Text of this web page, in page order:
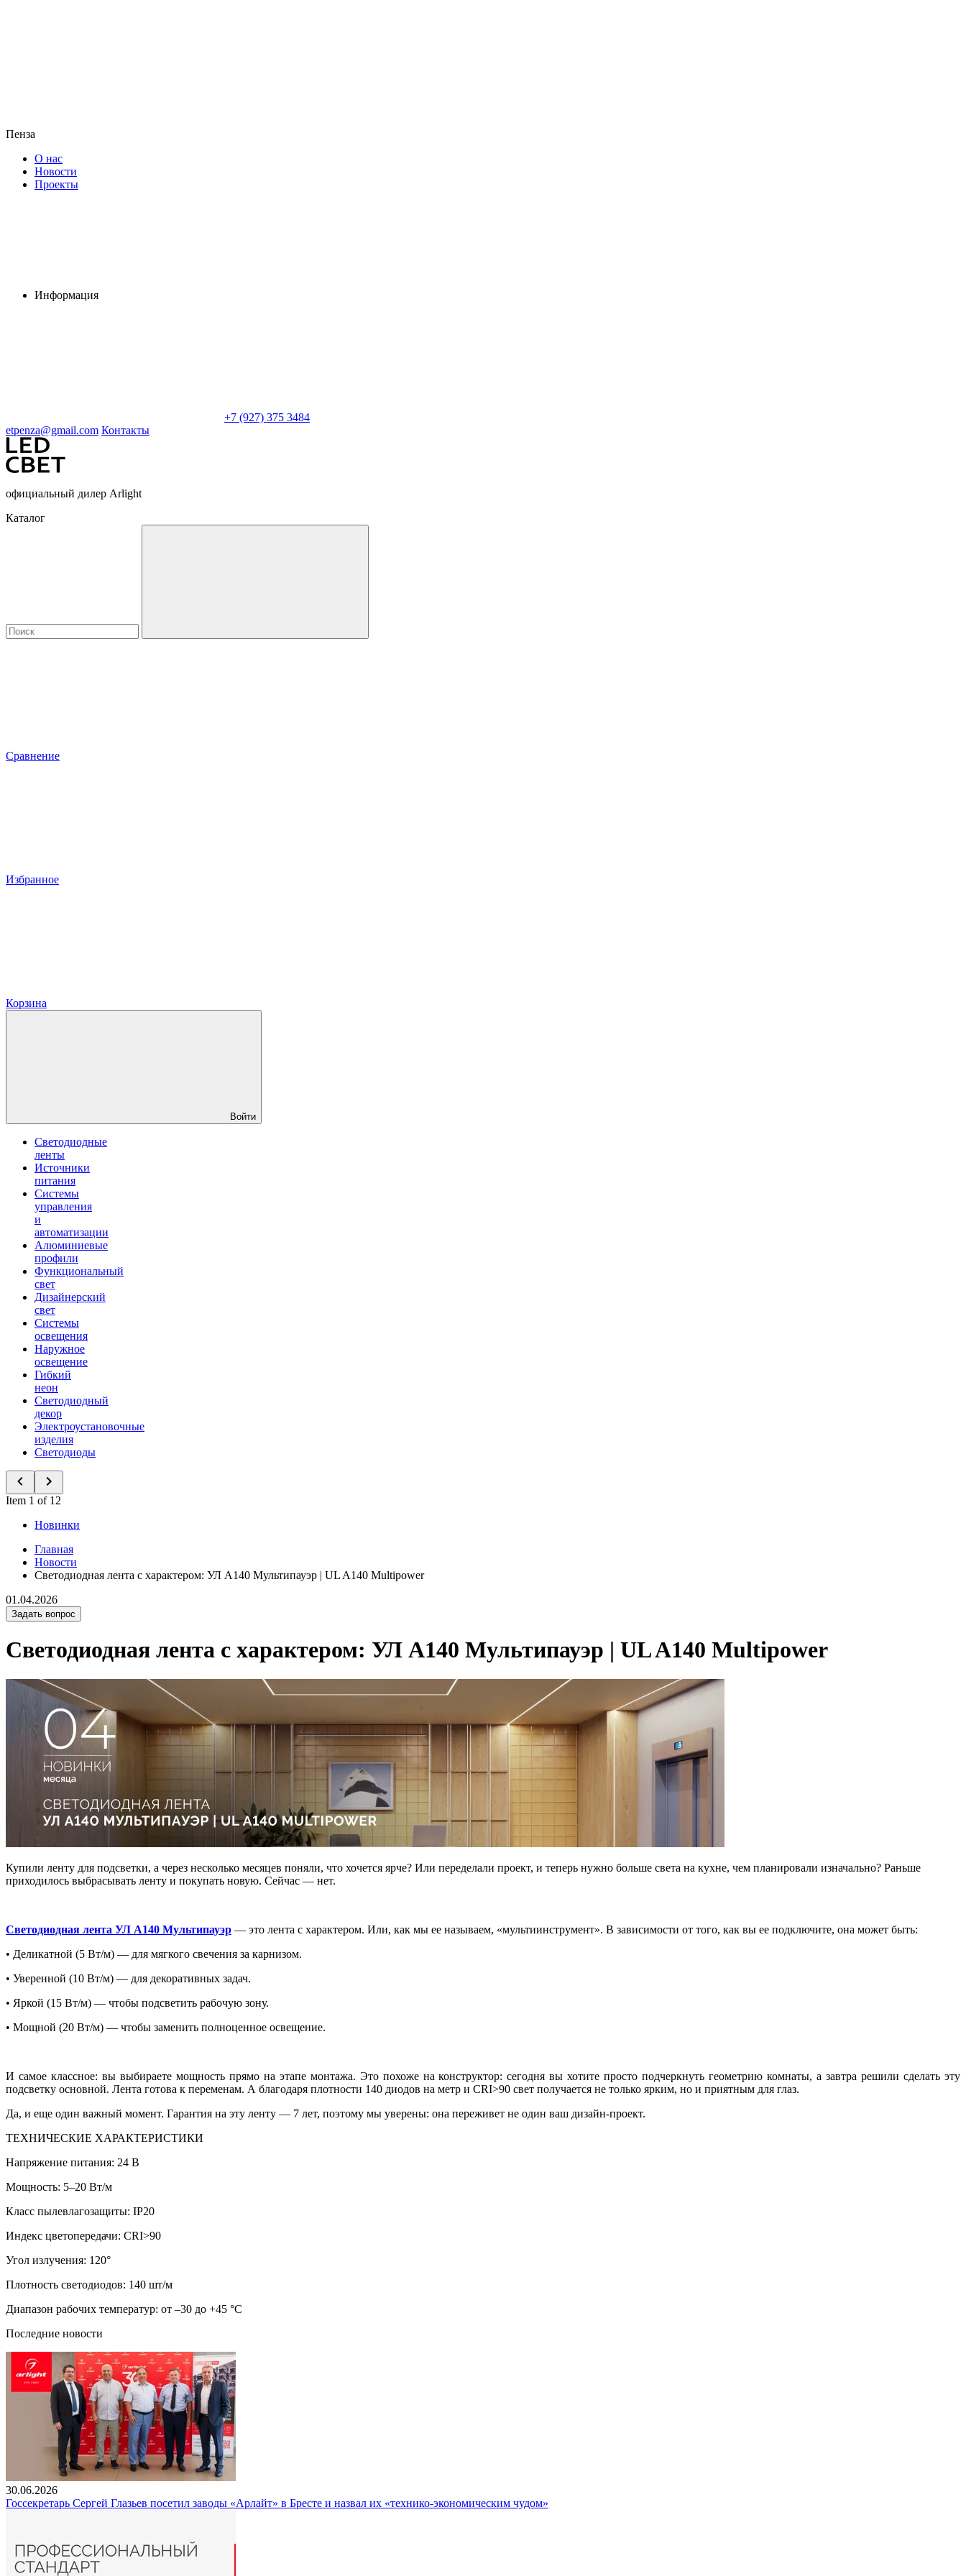
Пенза
О нас
Новости
Проекты
Информация
+7 (927) 375 3484
etpenza@gmail.com Контакты
официальный дилер Arlight
Каталог
Сравнение
Избранное
Корзина
Войти
Светодиодные
ленты
Источники
питания
Системы
управления
и
автоматизации
Алюминиевые
профили
Функциональный
свет
Дизайнерский
свет
Системы
освещения
Наружное
освещение
Гибкий
неон
Светодиодный
декор
Электроустановочные
изделия
Светодиоды
Item 1 of 12
Новинки
Главная
Новости
Светодиодная лента с характером: УЛ А140 Мультипауэр | UL A140 Multipower
01.04.2026
Задать вопрос
Светодиодная лента с характером: УЛ А140 Мультипауэр | UL A140 Multipower
Купили ленту для подсветки, а через несколько месяцев поняли, что хочется ярче? Или переделали проект, и теперь нужно больше света на кухне, чем планировали изначально? Раньше
приходилось выбрасывать ленту и покупать новую. Сейчас — нет.
Светодиодная лента УЛ А140 Мультипауэр — это лента с характером. Или, как мы ее называем, «мультиинструмент». В зависимости от того, как вы ее подключите, она может быть:
• Деликатной (5 Вт/м) — для мягкого свечения за карнизом.
• Уверенной (10 Вт/м) — для декоративных задач.
• Яркой (15 Вт/м) — чтобы подсветить рабочую зону.
• Мощной (20 Вт/м) — чтобы заменить полноценное освещение.
И самое классное: вы выбираете мощность прямо на этапе монтажа. Это похоже на конструктор: сегодня вы хотите просто подчеркнуть геометрию комнаты, а завтра решили сделать эту
подсветку основной. Лента готова к переменам. А благодаря плотности 140 диодов на метр и CRI>90 свет получается не только ярким, но и приятным для глаз.
Да, и еще один важный момент. Гарантия на эту ленту — 7 лет, поэтому мы уверены: она переживет не один ваш дизайн-проект.
ТЕХНИЧЕСКИЕ ХАРАКТЕРИСТИКИ
Напряжение питания: 24 В
Мощность: 5–20 Вт/м
Класс пылевлагозащиты: IP20
Индекс цветопередачи: CRI>90
Угол излучения: 120°
Плотность светодиодов: 140 шт/м
Диапазон рабочих температур: от –30 до +45 °C
Последние новости
30.06.2026
Госсекретарь Сергей Глазьев посетил заводы «Арлайт» в Бресте и назвал их «технико-экономическим чудом»